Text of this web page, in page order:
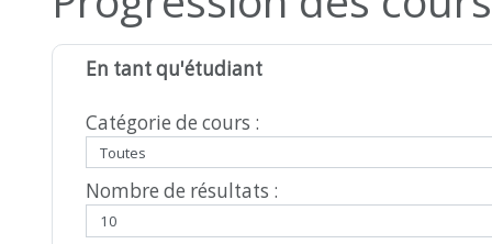
En tant qu'étudiant
Catégorie de cours :
Nombre de résultats :